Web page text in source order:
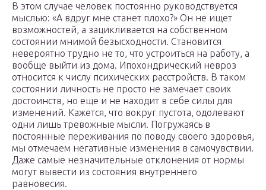
В этом случае человек постоянно руководствуется
мыслью: «А вдруг мне станет плохо?» Он не ищет
возможностей, а зацикливается на собственном
состоянии мнимой безысходности. Становится
невероятно трудно не то, что устроиться на работу, а
вообще выйти из дома. Ипохондрический невроз
относится к числу психических расстройств. В таком
состоянии личность не просто не замечает своих
достоинств, но еще и не находит в себе силы для
изменений. Кажется, что вокруг пустота, одолевают
одни лишь тревожные мысли. Погружаясь в
постоянные переживания по поводу своего здоровья,
мы отмечаем негативные изменения в самочувствии.
Даже самые незначительные отклонения от нормы
могут вывести из состояния внутреннего
равновесия.